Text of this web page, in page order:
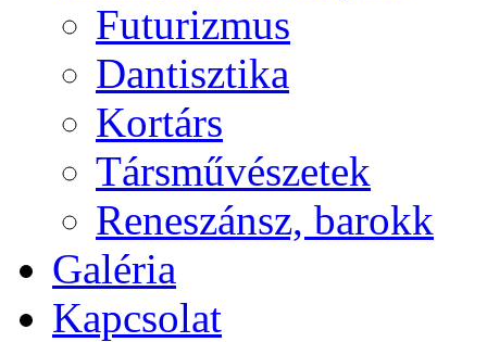
Futurizmus
Dantisztika
Kortárs
Társművészetek
Reneszánsz, barokk
Galéria
Kapcsolat